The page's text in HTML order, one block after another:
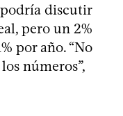
discutir
pero un 2%
por año. “No
números”,